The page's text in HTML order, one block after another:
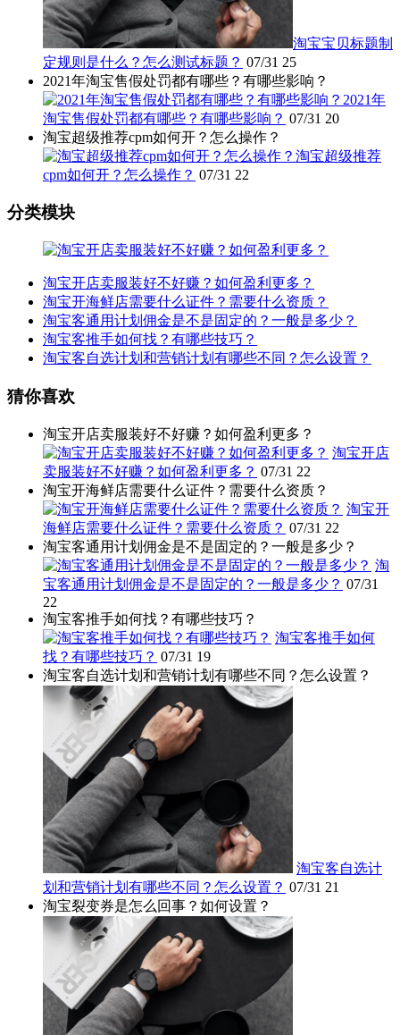
淘宝宝贝标题制
定规则是什么？怎么测试标题？ 07/31 25
2021年淘宝售假处罚都有哪些？有哪些影响？
2021年
淘宝售假处罚都有哪些？有哪些影响？ 07/31 20
淘宝超级推荐cpm如何开？怎么操作？
淘宝超级推荐
cpm如何开？怎么操作？ 07/31 22
分类模块
淘宝开店卖服装好不好赚？如何盈利更多？
淘宝开海鲜店需要什么证件？需要什么资质？
淘宝客通用计划佣金是不是固定的？一般是多少？
淘宝客推手如何找？有哪些技巧？
淘宝客自选计划和营销计划有哪些不同？怎么设置？
猜你喜欢
淘宝开店卖服装好不好赚？如何盈利更多？
淘宝开店
卖服装好不好赚？如何盈利更多？ 07/31 22
淘宝开海鲜店需要什么证件？需要什么资质？
淘宝开
海鲜店需要什么证件？需要什么资质？ 07/31 22
淘宝客通用计划佣金是不是固定的？一般是多少？
淘
宝客通用计划佣金是不是固定的？一般是多少？ 07/31
22
淘宝客推手如何找？有哪些技巧？
淘宝客推手如何
找？有哪些技巧？ 07/31 19
淘宝客自选计划和营销计划有哪些不同？怎么设置？
淘宝客自选计
划和营销计划有哪些不同？怎么设置？ 07/31 21
淘宝裂变券是怎么回事？如何设置？